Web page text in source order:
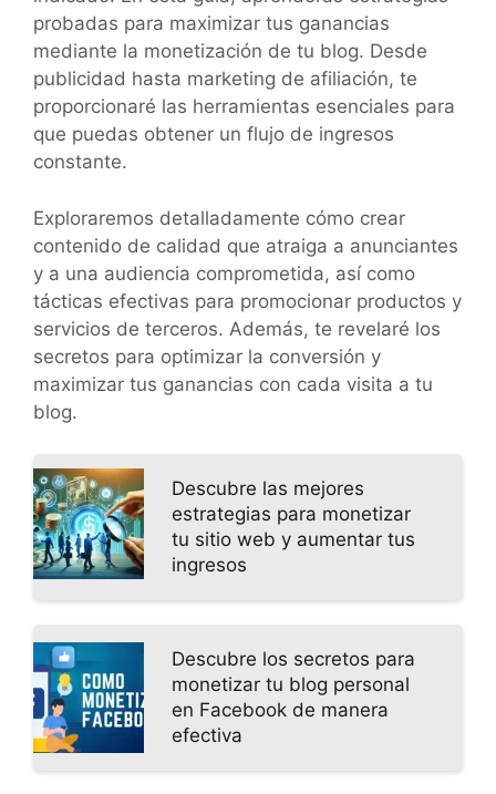
probadas para maximizar tus ganancias
mediante la monetización de tu blog. Desde
publicidad hasta marketing de afiliación, te
proporcionaré las herramientas esenciales para
que puedas obtener un flujo de ingresos
constante.
Exploraremos detalladamente cómo crear
contenido de calidad que atraiga a anunciantes
y a una audiencia comprometida, así como
tácticas efectivas para promocionar productos y
servicios de terceros. Además, te revelaré los
secretos para optimizar la conversión y
maximizar tus ganancias con cada visita a tu
blog.
Descubre las mejores
estrategias para monetizar
tu sitio web y aumentar tus
ingresos
Descubre los secretos para
monetizar tu blog personal
en Facebook de manera
efectiva